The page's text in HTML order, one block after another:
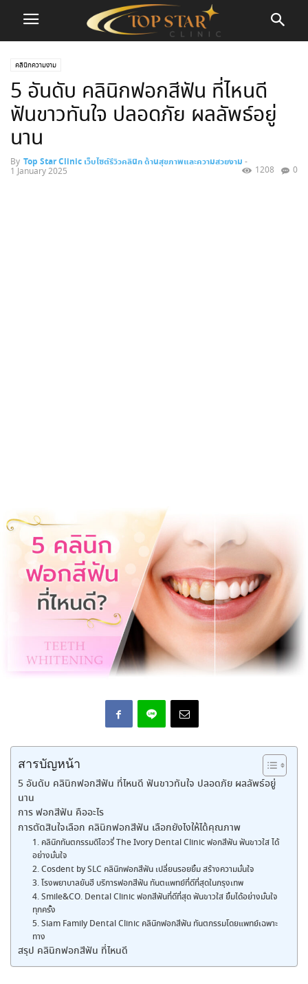
คลินิกความงาม
5 อันดับ คลินิกฟอกสีฟัน ที่ไหนดี
ฟันขาวทันใจ ปลอดภัย ผลลัพธ์อยู่
นาน
By Top Star Clinic เว็บไซต์รีวิวคลินิก ด้านสุขภาพและความสวยงาม -
1 January 2025
0
1208
สารบัญหน้า
5 อันดับ คลินิกฟอกสีฟัน ที่ไหนดี ฟันขาวทันใจ ปลอดภัย ผลลัพธ์อยู่
นาน
การ ฟอกสีฟัน คืออะไร
การตัดสินใจเลือก คลินิกฟอกสีฟัน เลือกยังไงให้ได้คุณภาพ
1. คลินิกทันตกรรมดิไอวรี่ The Ivory Dental Clinic ฟอกสีฟัน ฟันขาวใส ได้
อย่างมั่นใจ
2. Cosdent by SLC คลินิกฟอกสีฟัน เปลี่ยนรอยยิ้ม สร้างความมั่นใจ
3. โรงพยาบาลยันฮี บริการฟอกสีฟัน ทันตแพทย์ที่ดีที่สุดในกรุงเทพ
4. Smile&CO. Dental Clinic ฟอกสีฟันที่ดีที่สุด ฟันขาวใส ยิ้มได้อย่างมั่นใจ
ทุกครั้ง
5. Siam Family Dental Clinic คลินิกฟอกสีฟัน ทันตกรรมโดยแพทย์เฉพาะ
ทาง
สรุป คลินิกฟอกสีฟัน ที่ไหนดี